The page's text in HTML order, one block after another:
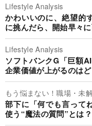
Lifestyle Analysis
かわいいのに、絶望的
に挑んだら、開始早々
Lifestyle Analysis
ソフトバンクG「巨額
企業価値が上がるのは
もう悩まない！職場・未
部下に「何でも言って
使う“魔法の質問”とは？